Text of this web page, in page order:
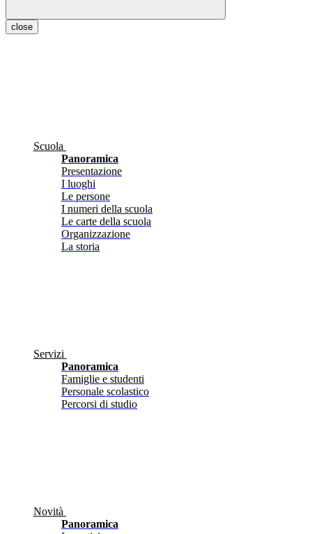
close
Scuola
Panoramica
Presentazione
I luoghi
Le persone
I numeri della scuola
Le carte della scuola
Organizzazione
La storia
Servizi
Panoramica
Famiglie e studenti
Personale scolastico
Percorsi di studio
Novità
Panoramica